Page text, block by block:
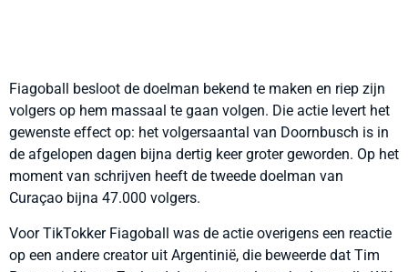
Fiagoball besloot de doelman bekend te maken en riep zijn
volgers op hem massaal te gaan volgen. Die actie levert het
gewenste effect op: het volgersaantal van Doornbusch is in
de afgelopen dagen bijna dertig keer groter geworden. Op het
moment van schrijven heeft de tweede doelman van
Curaçao bijna 47.000 volgers.
Voor TikTokker Fiagoball was de actie overigens een reactie
op een andere creator uit Argentinië, die beweerde dat Tim